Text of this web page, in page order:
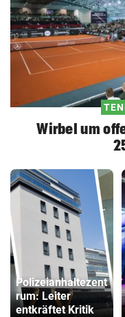
Wirbel um
Polizeianhaltezent
rum: Leiter
entkräftet Kritik